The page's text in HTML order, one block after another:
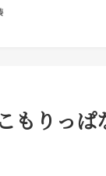
もりっ